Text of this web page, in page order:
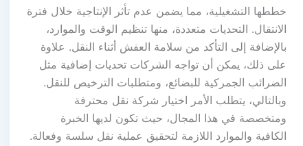
خططها التشغيلية، مما يضمن عدم تأثر الإنتاجية خلال فترة
الانتقال. التحديات متعددة، منها تنظيم الوقت والموارد،
بالإضافة إلى التأكد من سلامة العفش أثناء النقل. علاوة
على ذلك، يمكن أن تواجه الشركات تحديات إضافية مثل
الضرائب الجمركية للبضائع، ومتطلبات الترخيص للنقل.
وبالتالي، يتطلب الأمر اختيار شركة نقل محترفة
ومتخصصة في هذا المجال، حيث تكون لديها الخبرة
الكافية والموارد اللازمة لتحقيق عملية نقل سلسة وفعالة.